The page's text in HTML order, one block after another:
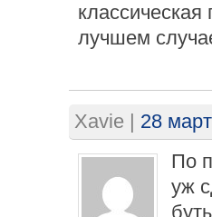
лучшем
Xavie | 28
По
уж